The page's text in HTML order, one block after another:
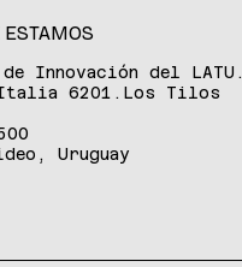
de Innovación del LATU.
6201.Los Tilos
Uruguay